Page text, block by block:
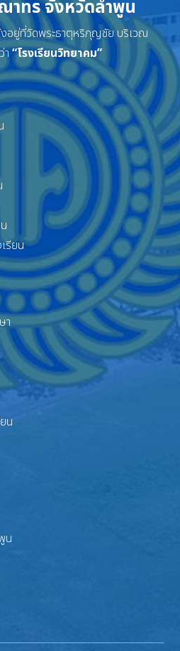
าทร จังหวัดลำพูน
อยู่ที่วัดพระธาตุหริภุญชัย บริเวณ
า“โรงเรียนวิทยาคม”
รียน
า
น
น